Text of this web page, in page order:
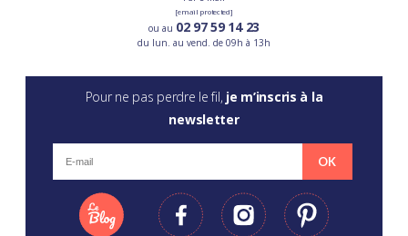
[email protected]
ou au 02 97 59 14 23
du lun. au vend. de 09h à 13h
Pour ne pas perdre le fil, je m’inscris à la
newsletter
OK